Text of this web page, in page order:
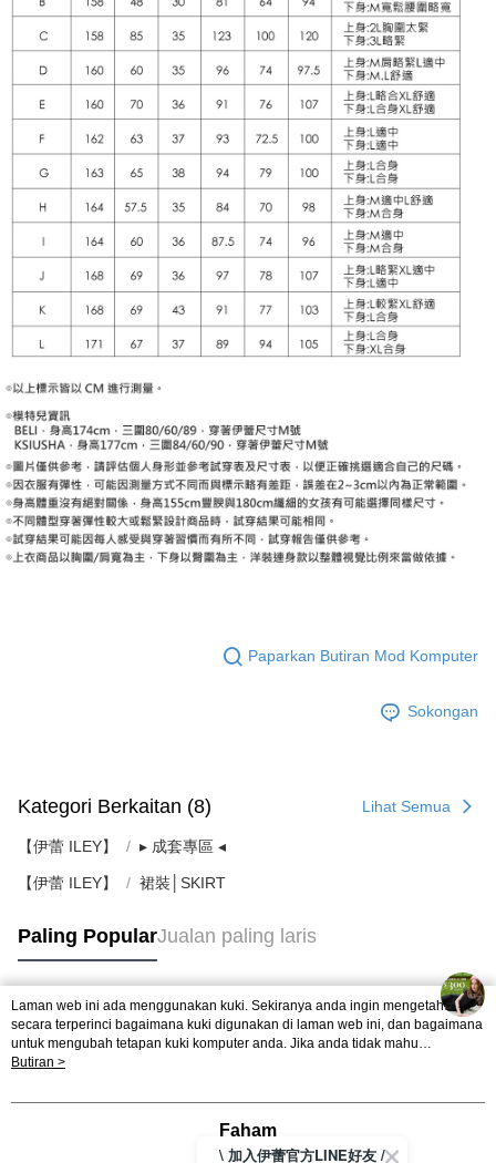
Paparkan Butiran Mod Komputer
Sokongan
Kategori Berkaitan (8) Lihat Semua
【伊蕾 ILEY】 ▸ 成套專區 ◂
【伊蕾 ILEY】 裙裝│SKIRT
Paling PopularJualan paling laris
Tag Popular
Laman web ini ada menggunakan kuki. Sekiranya anda ingin mengetahui
secara terperinci bagaimana kuki digunakan di laman web ini, dan bagaimana
untuk mengubah tetapan kuki komputer anda. Jika anda tidak mahu
menggunakan kuki di komputer anda, sila rujuk penerangan mengenai kuki.
mengetahui secara terperinci bagaimana kuki digunakan di laman web ini,
mahu menggunakan kuki di komputer anda, sila rujuk penerangan mengenai
Butiran >
Faham
\ 加入伊蕾官方LINE好友 /